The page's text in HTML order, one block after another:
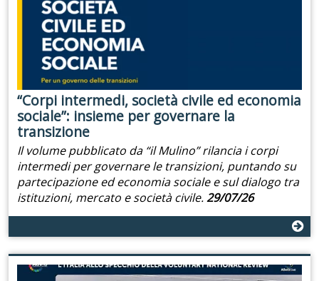
“Corpi intermedi, società civile ed economia
sociale”: insieme per governare la
transizione
Il volume pubblicato da “il Mulino” rilancia i corpi
intermedi per governare le transizioni, puntando su
partecipazione ed economia sociale e sul dialogo tra
istituzioni, mercato e società civile.29/07/26